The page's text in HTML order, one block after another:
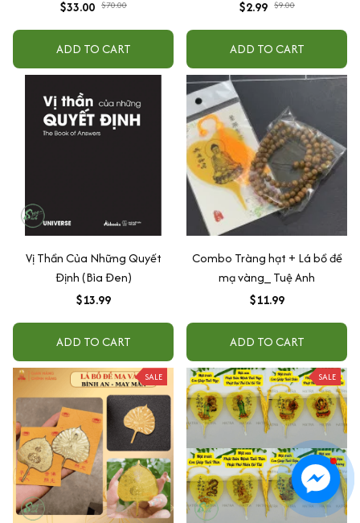
$33.00 $70.00
ADD TO CART
$2.99 $9.00
ADD TO CART
Vị Thần Của Những Quyết
Định (Bìa Đen)
$13.99
ADD TO CART
Combo Tràng hạt + Lá bồ đề
mạ vàng_ Tuệ Anh
$11.99
ADD TO CART
SALE SALE